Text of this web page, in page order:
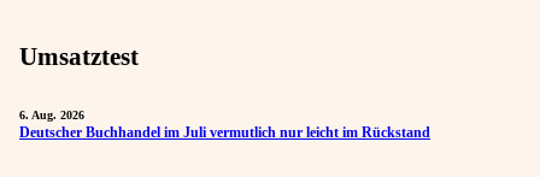
Umsatztest
6. Aug. 2026
Deutscher Buchhandel im Juli vermutlich nur leicht im Rückstand